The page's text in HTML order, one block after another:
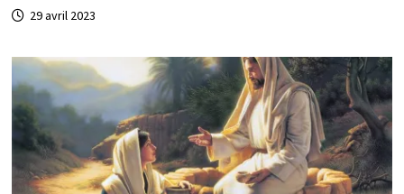
29 avril 2023